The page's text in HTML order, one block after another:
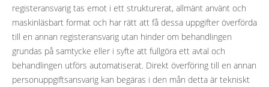
registeransvarig tas emot i ett strukturerat, allmänt använt och
maskinläsbart format och har rätt att få dessa uppgifter överförda
till en annan registeransvarig utan hinder om behandlingen
grundas på samtycke eller i syfte att fullgöra ett avtal och
behandlingen utförs automatiserat. Direkt överföring till en annan
personuppgiftsansvarig kan begäras i den mån detta är tekniskt